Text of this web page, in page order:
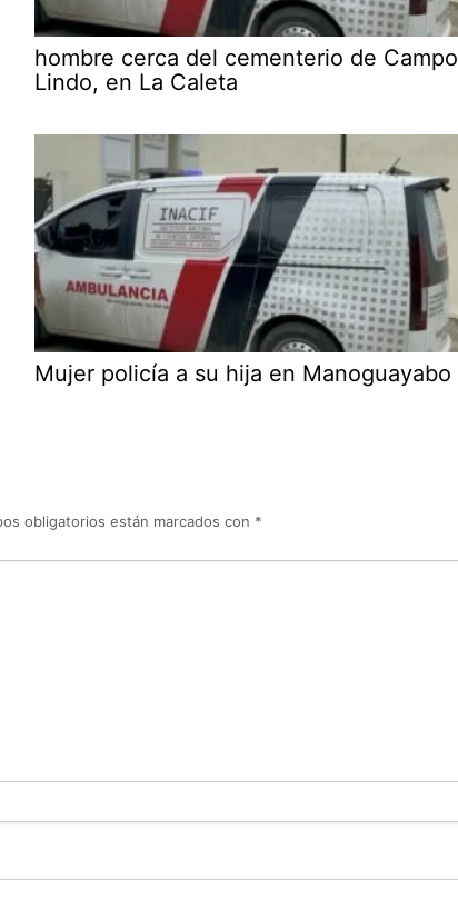
hombre cerca del cementerio de Campo
Lindo, en La Caleta
Mujer policía a su hija en Manoguayabo
obligatorios están marcados con *